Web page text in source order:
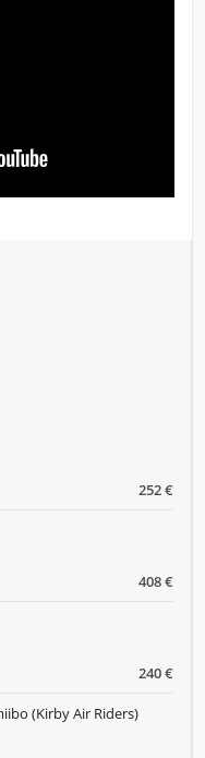
252 €
408 €
240 €
(Kirby Air Riders)